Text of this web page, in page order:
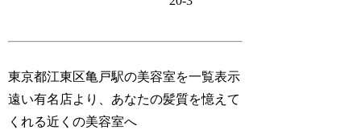
東京都江東区亀戸駅の美容室を一覧表示
遠い有名店より、あなたの髪質を憶えて
くれる近くの美容室へ